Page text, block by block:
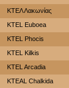
ΚΤΕΛ Λακωνίας
ΚΤΕL Euboea
ΚΤΕL Phocis
KTEL Kilkis
KTEL Arcadia
KTEAL Chalkida